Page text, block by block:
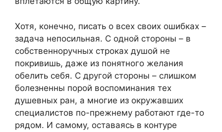
Хотя, конечно, писать о всех своих ошибках –
задача непосильная. С одной стороны – в
собственноручных строках душой не
покривишь, даже из понятного желания
обелить себя. С другой стороны – слишком
болезненны порой воспоминания тех
душевных ран, а многие из окружавших
специалистов по-прежнему работают где-то
рядом. И самому, оставаясь в контуре